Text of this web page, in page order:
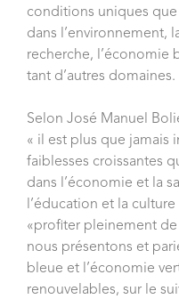
conditions uniques
dans l’environnement,
recherche, l’économie
tant d’autres domaines.
Selon José Manuel
« il est plus que jamais
faiblesses croissantes
dans l’économie et la
l’éducation et la
«profiter pleinement
nous présentons et
bleue et l’économie
renouvelables, sur le